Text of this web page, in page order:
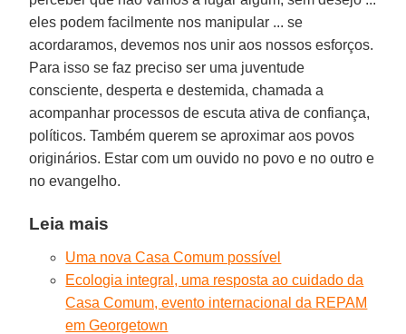
eles podem facilmente nos manipular ... se
acordaramos, devemos nos unir aos nossos esforços.
Para isso se faz preciso ser uma juventude
consciente, desperta e destemida, chamada a
acompanhar processos de escuta ativa de confiança,
políticos. Também querem se aproximar aos povos
originários. Estar com um ouvido no povo e no outro e
no evangelho.
Leia mais
Uma nova Casa Comum possível
Ecologia integral, uma resposta ao cuidado da
Casa Comum, evento internacional da REPAM
em Georgetown